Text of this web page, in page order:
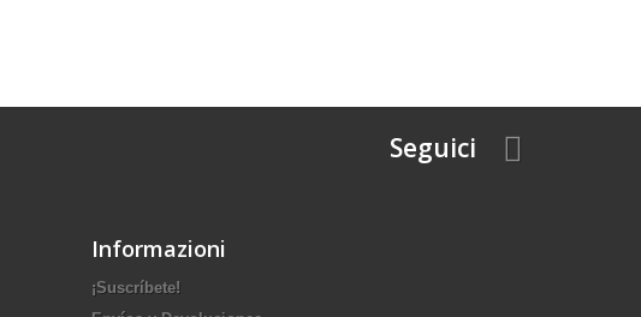
Seguici
Informazioni
¡Suscríbete!